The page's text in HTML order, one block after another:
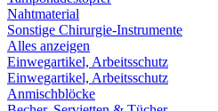
Nahtmaterial
Sonstige Chirurgie-Instrumente
Alles anzeigen
Einwegartikel, Arbeitsschutz
Einwegartikel, Arbeitsschutz
Anmischblöcke